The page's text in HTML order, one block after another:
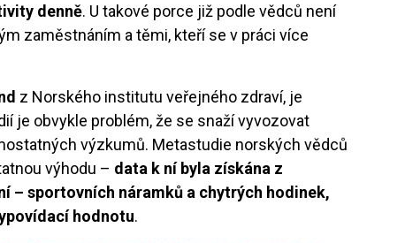
denně. U takové porce již podle vědců není
zaměstnáním a těmi, kteří se v práci více
z Norského institutu veřejného zdraví, je
je obvykle problém, že se snaží vyvozovat
výzkumů. Metastudie norských vědců
výhodu – data k ní byla získána z
– sportovních náramků a chytrých hodinek,
hodnotu.